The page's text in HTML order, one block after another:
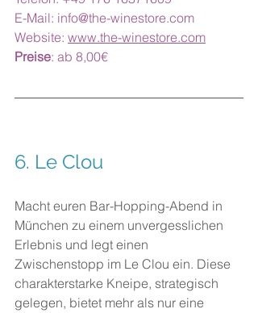
E-Mail: info@the-winestore.com
Website: www.the-winestore.com
Preise: ab 8,00€
6. Le Clou
Macht euren Bar-Hopping-Abend in
München zu einem unvergesslichen
Erlebnis und legt einen
Zwischenstopp im Le Clou ein. Diese
charakterstarke Kneipe, strategisch
gelegen, bietet mehr als nur eine